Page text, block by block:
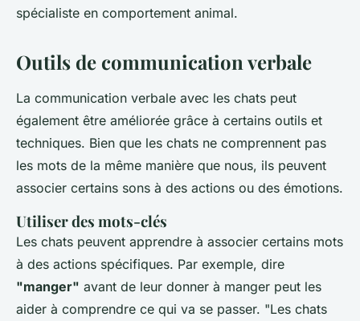
spécialiste en comportement animal.
Outils de communication verbale
La communication verbale avec les chats peut
également être améliorée grâce à certains outils et
techniques. Bien que les chats ne comprennent pas
les mots de la même manière que nous, ils peuvent
associer certains sons à des actions ou des émotions.
Utiliser des mots-clés
Les chats peuvent apprendre à associer certains mots
à des actions spécifiques. Par exemple, dire
"manger" avant de leur donner à manger peut les
aider à comprendre ce qui va se passer. "Les chats